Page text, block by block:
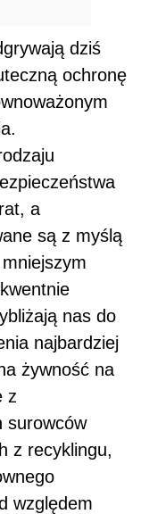
dziś
ochronę
a
są z myślą
nas do
najbardziej
żywność na
z
surowców
z recyklingu,
względem